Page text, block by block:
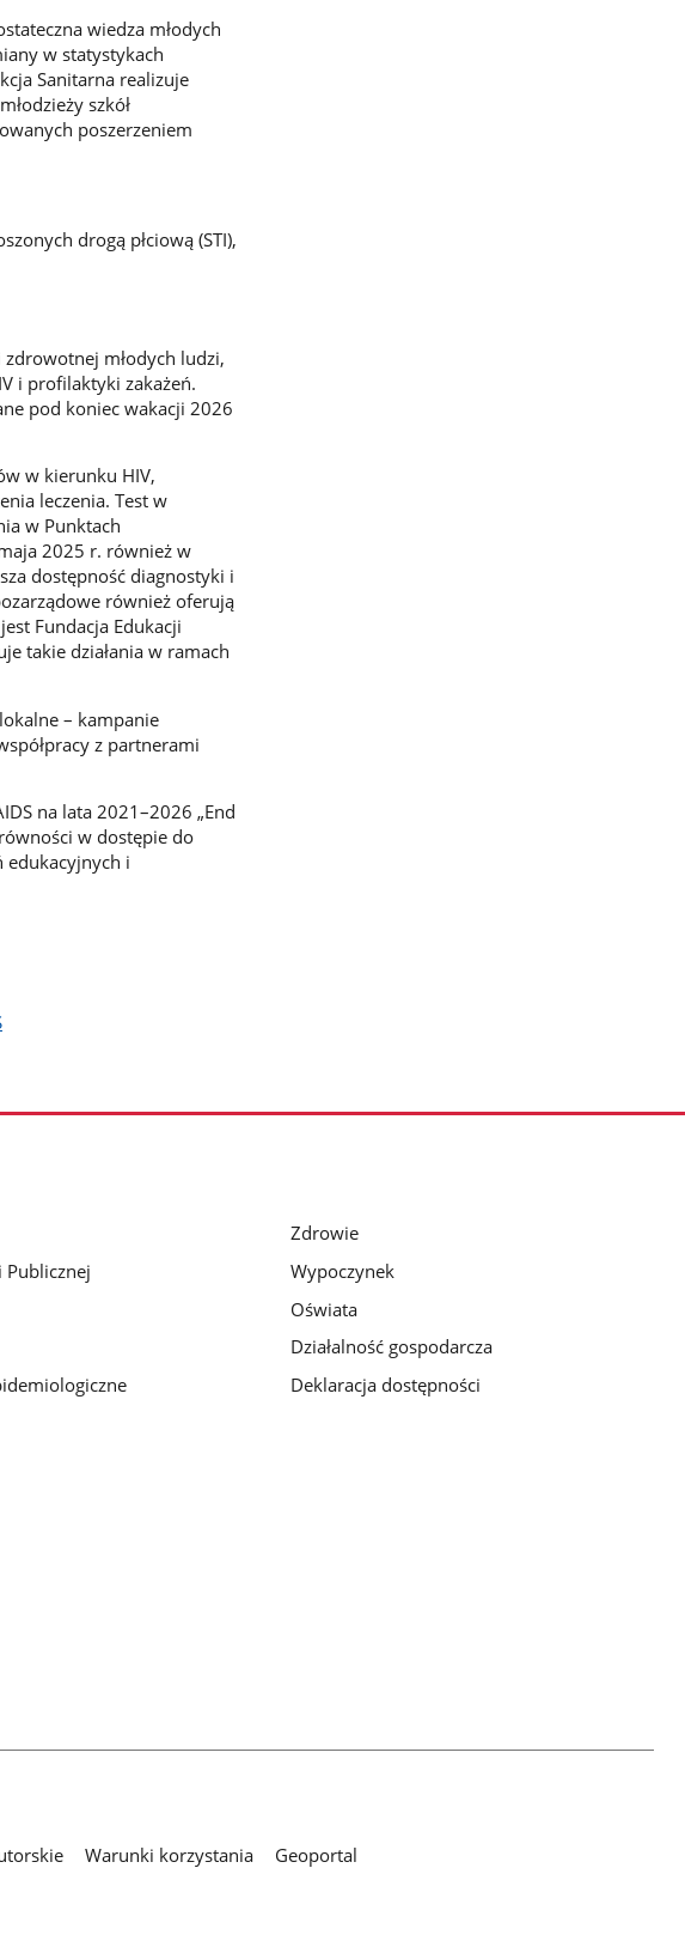
wiedza młodych
w statystykach
Sanitarna realizuje
szkół
poszerzeniem
drogą płciową (STI),
młodych ludzi,
i profilaktyki zakażeń.
pod koniec wakacji 2026
w kierunku HIV,
leczenia. Test w
w Punktach
2025 r. również w
dostępność diagnostyki i
również oferują
Fundacja Edukacji
takie działania w ramach
– kampanie
z partnerami
na lata 2021–2026 „End
w dostępie do
edukacyjnych i
Zdrowie
Wypoczynek
Oświata
Działalność gospodarcza
Deklaracja dostępności
Warunki korzystania
Geoportal